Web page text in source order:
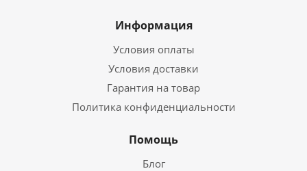
Информация
Условия оплаты
Условия доставки
Гарантия на товар
Политика конфиденциальности
Помощь
Блог